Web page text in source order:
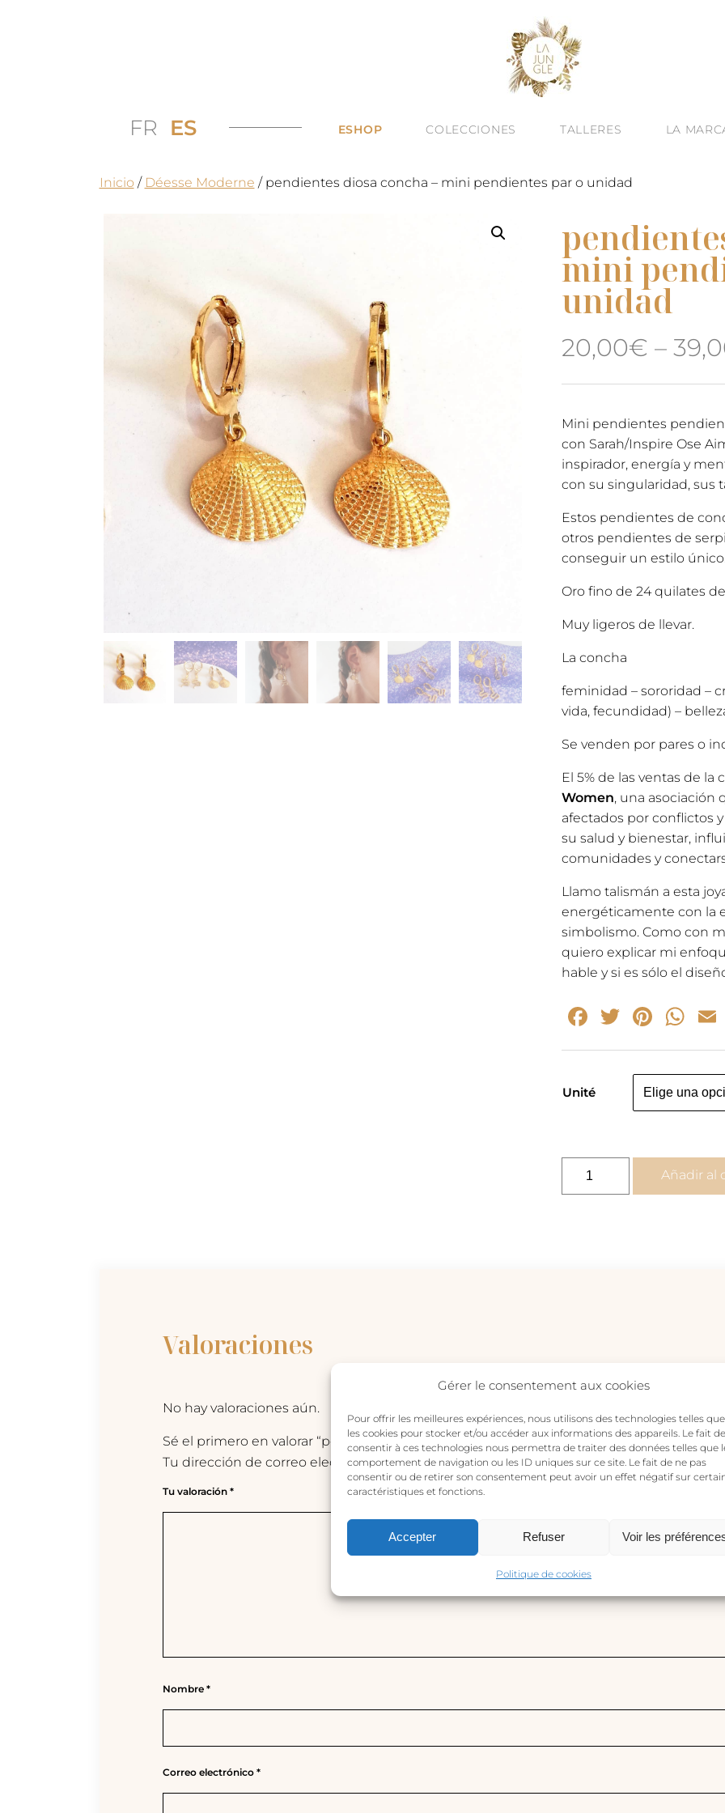
Gérer le consentement aux cookies
Pour offrir les meilleures expériences, nous utilisons des technologies telles que
les cookies pour stocker et/ou accéder aux informations des appareils. Le fait de
consentir à ces technologies nous permettra de traiter des données telles que
comportement de navigation ou les ID uniques sur ce site. Le fait de ne pas
consentir ou de retirer son consentement peut avoir un effet négatif sur
caractéristiques et fonctions.
Accepter Refuser Voir les
Politique de cookies
FR ES ESHOP COLECCIONES TALLERES LA
Inicio / Déesse Moderne / pendientes diosa concha – mini pendientes par o unidad
mini
unidad
20,00€ –
Mini pendientes
con Sarah/Inspire Ose
inspirador, energía y
con su singularidad, sus
Estos pendientes de
otros pendientes de
conseguir un estilo
Oro fino de 24 quilates
Muy ligeros de llevar.
La concha
feminidad – sororidad –
vida, fecundidad) –
Se venden por pares o
El 5% de las ventas de la
Women, una asociación
afectados por conflictos
su salud y bienestar,
comunidades y
Llamo talismán a esta
energéticamente con la
simbolismo. Como con
quiero explicar mi
hable y si es sólo el
Facebook
Twitter
Unité
Añadir al
Valoraciones
No hay valoraciones aún.
Sé el primero en valorar “pendientes diosa concha – mini pendientes par o unidad”
Tu dirección de correo electrónico no será publicada. Los campos obligatorios están
Tu valoración *
Nombre *
Correo electrónico *